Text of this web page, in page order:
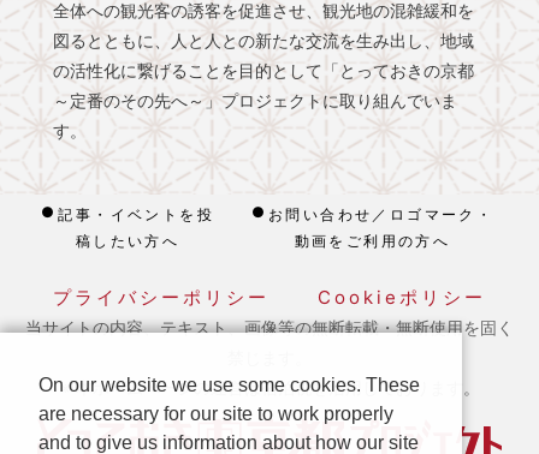
全体への観光客の誘客を促進させ、観光地の混雑緩和を
図るとともに、人と人との新たな交流を生み出し、地域
の活性化に繋げることを目的として「とっておきの京都
～定番のその先へ～」プロジェクトに取り組んでいま
す。
記事・イベントを投
稿したい方へ
お問い合わせ／ロゴマーク・
動画をご利用の方へ
プライバシーポリシー Cookieポリシー
当サイトの内容、テキスト、画像等の無断転載・無断使用を固く
※ 本ホームページの運営は宿泊税を活用しております。
On our website we use some cookies. These
are necessary for our site to work properly
and to give us information about how our site